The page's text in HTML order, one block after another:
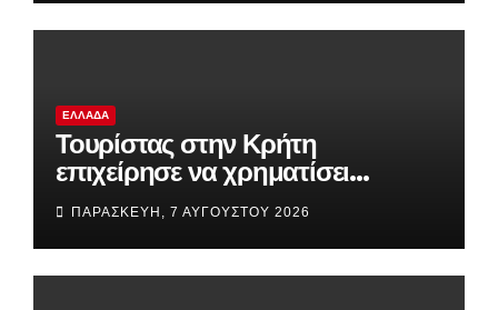
ΕΛΛΆΔΑ
Τουρίστας στην Κρήτη
επιχείρησε να χρηματίσει
υπάλληλο για να του επιτρέψει
να ασελγήσει σε ανήλικη
ΠΑΡΑΣΚΕΥΉ, 7 ΑΥΓΟΎΣΤΟΥ 2026